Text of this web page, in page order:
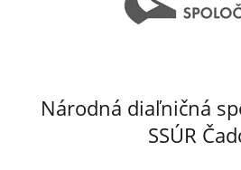
Národná diaľničná
SSÚR